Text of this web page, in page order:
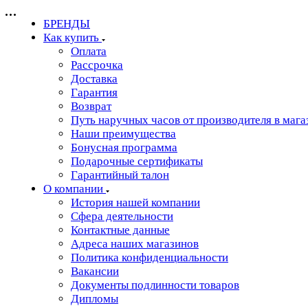
БРЕНДЫ
Как купить
Оплата
Рассрочка
Доставка
Гарантия
Возврат
Путь наручных часов от производителя в
Наши преимущества
Бонусная программа
Подарочные сертификаты
Гарантийный талон
О компании
История нашей компании
Сфера деятельности
Контактные данные
Адреса наших магазинов
Политика конфиденциальности
Вакансии
Документы подлинности товаров
Дипломы